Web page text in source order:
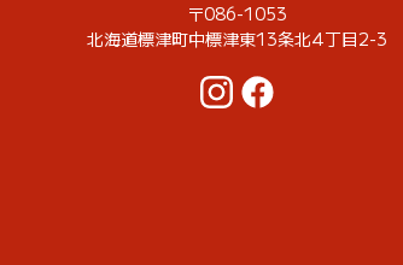
〒086-1053
北海道標津町中標津東13条北4丁目2-3